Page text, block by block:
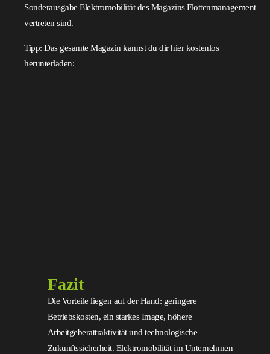
Sonderausgabe Elektromobilität des Magazins Flottenmanagement
vertreten sind.
Tipp: Das gesamte Magazin kannst du dir hier kostenlos
herunterladen:
Fazit
Die Vorteile liegen auf der Hand: geringere
Betriebskosten, ein starkes Image, höhere
Arbeitgeberattraktivität und technologische
Zukunftssicherheit. Elektromobilität im Unternehmen